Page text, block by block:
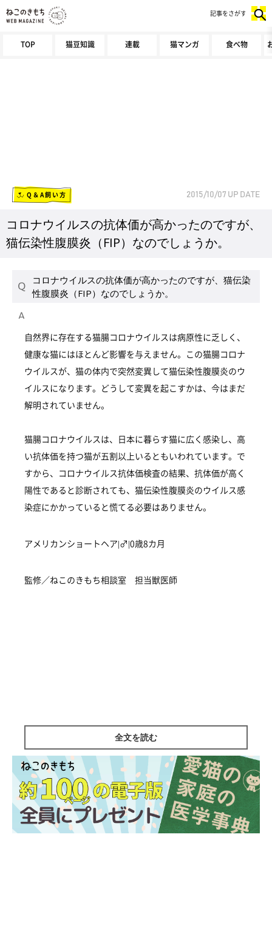
TOP 猫豆知識 連載 猫マンガ 食べ物
記事をさがす
Q＆A飼い方 2015/10/07 UP DATE
コロナウイルスの抗体価が高かったのですが、
猫伝染性腹膜炎（FIP）なのでしょうか。
コロナウイルスの抗体価が高かったのですが、猫伝染
性腹膜炎（FIP）なのでしょうか。
自然界に存在する猫腸コロナウイルスは病原性に乏しく、
健康な猫にはほとんど影響を与えません。この猫腸コロナ
ウイルスが、猫の体内で突然変異して猫伝染性腹膜炎のウ
イルスになります。どうして変異を起こすかは、今はまだ
解明されていません。
猫腸コロナウイルスは、日本に暮らす猫に広く感染し、高
い抗体価を持つ猫が五割以上いるともいわれています。で
すから、コロナウイルス抗体価検査の結果、抗体価が高く
陽性であると診断されても、猫伝染性腹膜炎のウイルス感
染症にかかっていると慌てる必要はありません。
アメリカンショートヘア|♂|0歳8カ月
監修／ねこのきもち相談室 担当獣医師
全文を読む